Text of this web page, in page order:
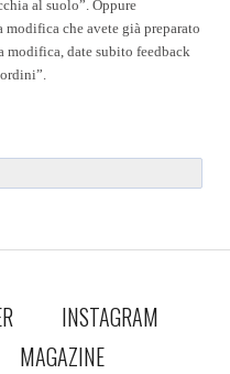
al suolo”. Oppure
che avete già preparato
modifica, date subito feedback
INSTAGRAM
MAGAZINE